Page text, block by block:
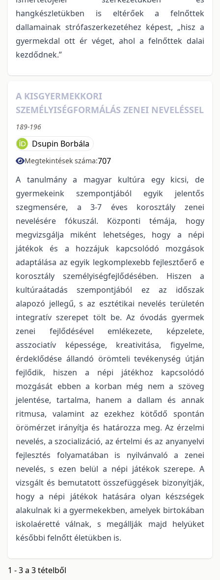
hangkészletükben is eltérőek a felnőttek
dallamainak strófaszerkezetéhez képest, „hisz a
gyermekdal ott ér véget, ahol a felnőttek dalai
kezdődnek.”
A KISGYERMEKKORI
SZEMÉLYISÉGFORMÁLÁS ZENEI NEVELÉSSEL
189-196
Dsupin Borbála
Megtekintések száma:707
A tanulmány a magyar kultúra egy kicsi, de
gyermekeink szempontjából egyik jelentős
szegmensére, a 3-7 éves korosztály zenei
nevelésére fókuszál. Központi témája, hogy
megvizsgálja miként lehetséges, hogy a népi
játékok és a hozzájuk kapcsolódó mozgások
adaptálása az egyik legkomplexebb fejlesztőerő e
korosztály személyiségfejlődésében. Hiszen a
kultúraátadás szempontjából ez az időszak
alapozó jellegű, s az esztétikai nevelés területén
integratív szerepet tölt be. Az óvodás gyermek
zenei fejlődésével emlékezete, képzelete,
asszociatív képessége, kreativitása, figyelme,
érdeklődése állandó örömteli tevékenység útján
fejlődik, hiszen a népi játékhoz kapcsolódó
mozgását ebben a korban még nem a szöveg
jelentése, tartalma, hanem a dallam és annak
ritmusa, valamint az ezekhez kötődő spontán
örömérzet irányítja és határozza meg. Az érzelmi
nevelés, a szocializáció, az értelmi és az anyanyelvi
fejlesztés folyamatában is nyilvánvaló a zenei
nevelés, s ezen belül a népi játékok szerepe. A
vizsgált és bemutatott összefüggések bizonyítják,
hogy a népi játékok hatására olyan készségek
alakulnak ki a gyermekekben, amelyek birtokában
iskolaéretté válnak, s megállják majd helyüket
későbbi felnőtt életükben is.
1 - 3 a 3 tételből